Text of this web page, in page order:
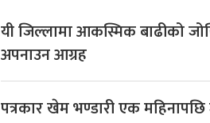
यी जिल्लामा आकस्मिक बाढीको
अपनाउन आग्रह
पत्रकार खेम भण्डारी एक